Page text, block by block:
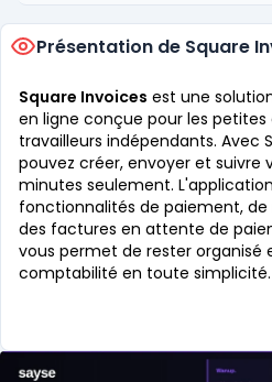
Présentation de Square
Square Invoices est une
en ligne conçue pour les petites
travailleurs indépendants. Avec
pouvez créer, envoyer et suivre
minutes seulement.
fonctionnalités de paiement,
des factures en attente de
vous permet de rester organisé
comptabilité en toute simplicité.